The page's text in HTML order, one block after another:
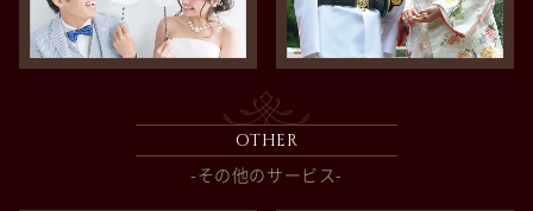
OTHER
-その他のサービス-